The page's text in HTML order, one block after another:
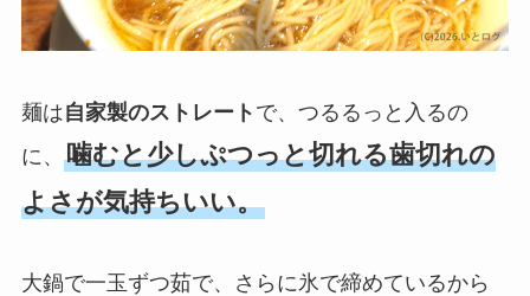
麺は自家製のストレート で、つるるっと入るの
に、 噛むと少しぷつっと切れる歯切れの
よさが気持ちいい。
大鍋で一玉ずつ茹で、さらに氷で締めているから